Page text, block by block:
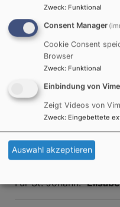
Bildrechte
Zusammen mit meiner
Glaubensschwester
¼ jährlichen Turnus
Johann ein
9.30 Uhr bis 11.00 Uhr.
Verantwortlich:
Für St. Johann:
Zweck: Funktional
Consent Manager
Cookie Consent
Browser
Zweck: Funktional
Einbindung von
Zeigt Videos von
Zweck: Eingebettete
Auswahl akzeptieren